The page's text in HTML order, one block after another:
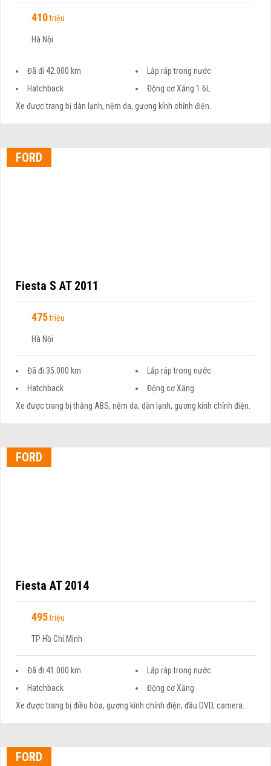
410triệu
Hà Nội
Đã đi 42.000 km
Lắp ráp trong nước
Hatchback
Động cơ Xăng 1.6L
Xe được trang bị dàn lạnh, nệm da, gương kính chỉnh điện.
FORD
Fiesta S AT 2011
475triệu
Hà Nội
Đã đi 35.000 km
Lắp ráp trong nước
Hatchback
Động cơ Xăng
Xe được trang bị thắng ABS, nệm da, dàn lạnh, gương kính chỉnh điện.
FORD
Fiesta AT 2014
495triệu
TP Hồ Chí Minh
Đã đi 41.000 km
Lắp ráp trong nước
Hatchback
Động cơ Xăng
Xe được trang bị điều hòa, gương kính chỉnh điện, đầu DVD, camera.
FORD